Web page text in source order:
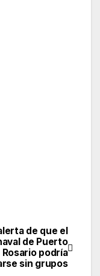
de que el
de Puerto
Rosario podría
sin grupos